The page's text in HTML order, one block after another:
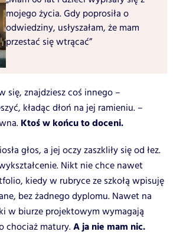
mojego życia. Gdy poprosiła o
odwiedziny, usłyszałam, że mam
przestać się wtrącać”
się, znajdziesz coś innego –
kładąc dłoń na jej ramieniu. –
Ktoś w końcu to doceni.
głos, a jej oczy zaszkliły się od łez.
Nikt nie chce nawet
kiedy w rubryce ze szkołą wpisuję
bez żadnego dyplomu. Nawet na
w biurze projektowym wymagają
chociaż matury.A ja nie mam nic.